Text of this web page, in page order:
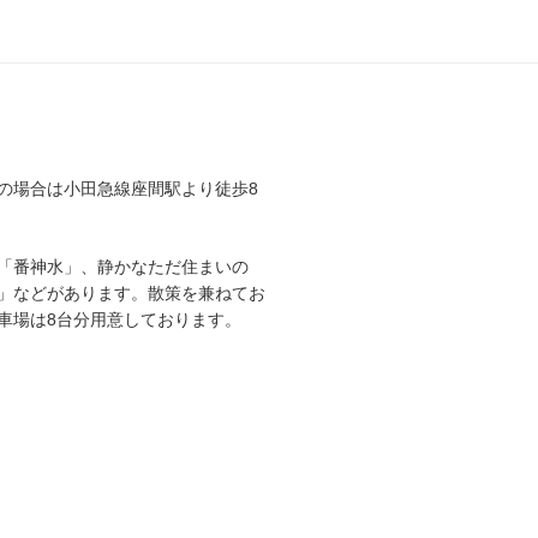
場合は小田急線座間駅より徒歩8
番神水」、静かなただ住まいの
などがあります。散策を兼ねてお
は8台分用意しております。